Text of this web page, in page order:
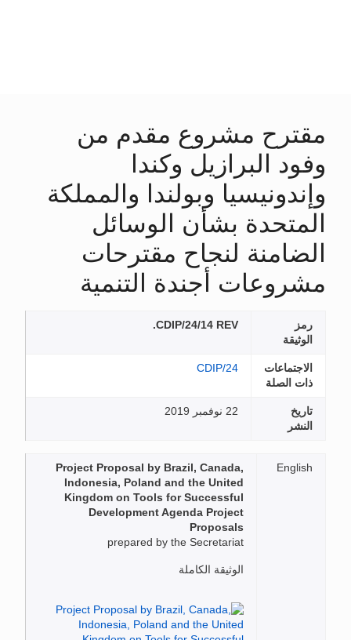
مقترح مشروع مقدم من
وفود البرازيل وكندا
وإندونيسيا وبولندا والمملكة
المتحدة بشأن الوسائل
الضامنة لنجاح مقترحات
مشروعات أجندة التنمية
رمز
الوثيقة
CDIP/24/14 REV.
الاجتماعات
ذات الصلة
CDIP/24
تاريخ
النشر
22 نوفمبر 2019
English
Project Proposal by Brazil, Canada,
Indonesia, Poland and the United
Kingdom on Tools for Successful
Development Agenda Project
Proposals
prepared by the Secretariat
الوثيقة الكاملة